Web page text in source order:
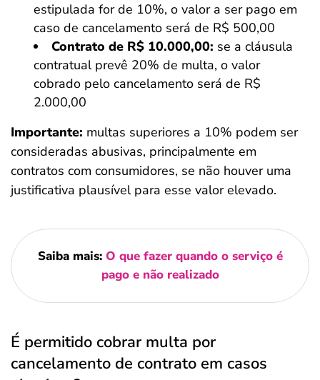
estipulada for de 10%, o valor a ser pago em
caso de cancelamento será de R$ 500,00
Contrato de R$ 10.000,00: se a cláusula
contratual prevê 20% de multa, o valor
cobrado pelo cancelamento será de R$
2.000,00
Importante: multas superiores a 10% podem ser
consideradas abusivas, principalmente em
contratos com consumidores, se não houver uma
justificativa plausível para esse valor elevado.
Saiba mais: O que fazer quando o serviço é
pago e não realizado
É permitido cobrar multa por
cancelamento de contrato em casos